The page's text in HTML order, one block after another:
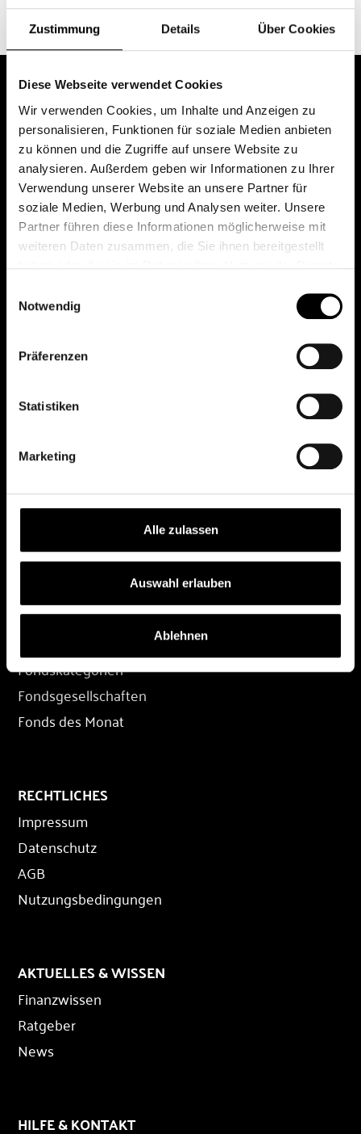
Zustimmung Details Über Cookies
Diese Webseite verwendet Cookies
Wir verwenden Cookies, um Inhalte und Anzeigen zu
personalisieren, Funktionen für soziale Medien anbieten
zu können und die Zugriffe auf unsere Website zu
analysieren. Außerdem geben wir Informationen zu Ihrer
Verwendung unserer Website an unsere Partner für
soziale Medien, Werbung und Analysen weiter. Unsere
Partner führen diese Informationen möglicherweise mit
weiteren Daten zusammen, die Sie ihnen bereitgestellt
Notwendig
Präferenzen
Statistiken
Marketing
Alle zulassen
Auswahl erlauben
Ablehnen
Das erste Depot in Österreich mit 0€ Kontoführung,
0€ Ausgabeaufschlag und 0€ Depotgebühren bei
knapp 2000 Fonds und 0€ Orderspesen.
All rights reserved.
Depot eröffnen
Depot übertragen
Konditionen
FONDS
Fondskategorien
Fondsgesellschaften
Fonds des Monat
RECHTLICHES
Impressum
Datenschutz
AGB
Nutzungsbedingungen
AKTUELLES & WISSEN
Finanzwissen
Ratgeber
News
HILFE & KONTAKT